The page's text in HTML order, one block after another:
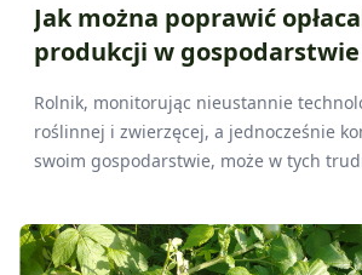
Jak można poprawić
produkcji w
Rolnik, monitorując nieustannie
roślinnej i zwierzęcej, a jednocześnie
swoim gospodarstwie, może w tych
opłacalność w gospodarstwie i w
lepsze wyniki ekonomiczne.